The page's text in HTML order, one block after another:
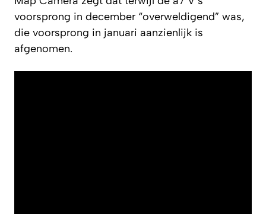
voorsprong in december “overweldigend” was,
die voorsprong in januari aanzienlijk is
afgenomen.